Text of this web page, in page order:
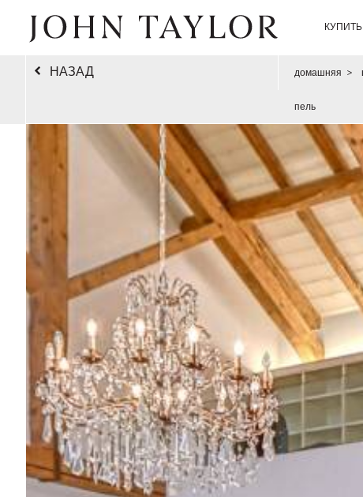
КУПИТЬ
НАЗАД домашняя >
пель